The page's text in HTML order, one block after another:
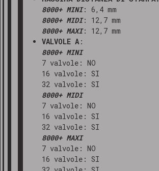
8000+ MINI: 6,4 mm
8000+ MIDI: 12,7 mm
8000+ MAXI: 12,7 mm
VALVOLE A :
8000+ MINI
7 valvole: NO
16 valvole: SI
32 valvole: SI
8000+ MIDI
7 valvole: NO
16 valvole: SI
32 valvole: SI
8000+ MAXI
7 valvole: NO
16 valvole: SI